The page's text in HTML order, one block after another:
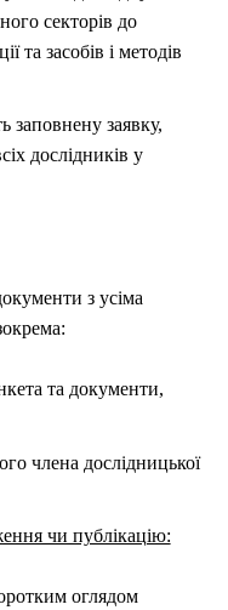
секторів до
та засобів і методів
заповнену заявку,
дослідників у
з усіма
та документи,
члена дослідницької
чи публікацію:
оглядом